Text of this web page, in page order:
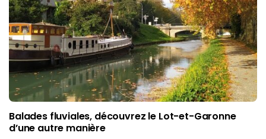
Balades fluviales, découvrez le Lot-et-Garonne
d’une autre manière